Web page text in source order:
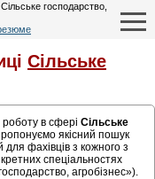
господарство,
Сільське
роботу в сфері Сільське
якісний пошук
фахівців з кожного з
спеціальностях
агробізнес»).